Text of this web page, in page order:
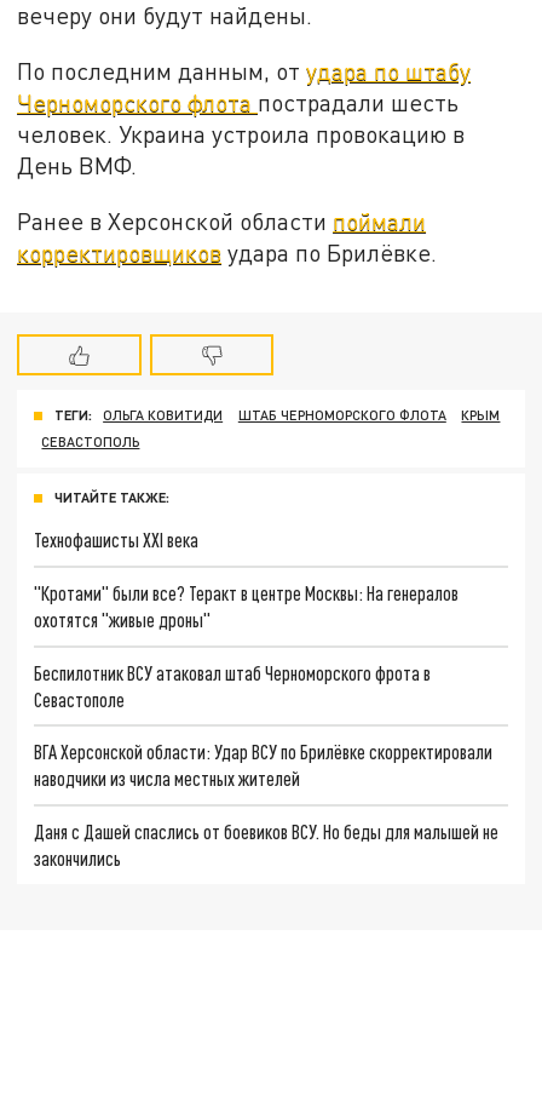
вечеру они будут найдены.
По последним данным, отудара по штабу
Черноморского флота пострадали шесть
человек. Украина устроила провокацию в
День ВМФ.
Ранее в Херсонской области поймали
корректировщиков удара по Брилёвке.
ТЕГИ: ОЛЬГА КОВИТИДИ ШТАБ ЧЕРНОМОРСКОГО ФЛОТА
КРЫМ
СЕВАСТОПОЛЬ
ЧИТАЙТЕ ТАКЖЕ:
Технофашисты XXI века
"Кротами" были все? Теракт в центре Москвы: На генералов
охотятся "живые дроны"
Беспилотник ВСУ атаковал штаб Черноморского фрота в
Севастополе
ВГА Херсонской области: Удар ВСУ по Брилёвке скорректировали
наводчики из числа местных жителей
Даня с Дашей спаслись от боевиков ВСУ. Но беды для малышей не
закончились